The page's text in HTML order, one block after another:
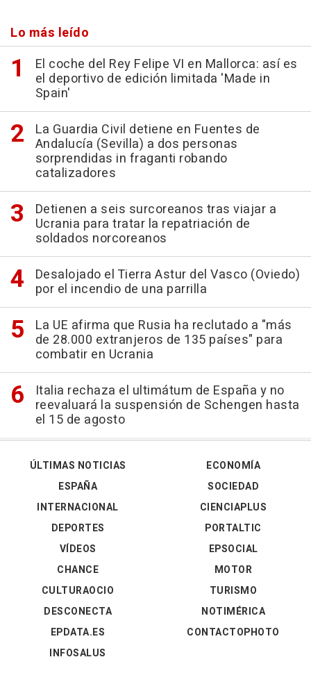
Lo más leído
El coche del Rey Felipe VI en Mallorca: así es
el deportivo de edición limitada 'Made in
Spain'
La Guardia Civil detiene en Fuentes de
Andalucía (Sevilla) a dos personas
sorprendidas in fraganti robando
catalizadores
Detienen a seis surcoreanos tras viajar a
Ucrania para tratar la repatriación de
soldados norcoreanos
Desalojado el Tierra Astur del Vasco (Oviedo)
por el incendio de una parrilla
La UE afirma que Rusia ha reclutado a "más
de 28.000 extranjeros de 135 países" para
combatir en Ucrania
Italia rechaza el ultimátum de España y no
reevaluará la suspensión de Schengen hasta
el 15 de agosto
ÚLTIMAS NOTICIAS
ESPAÑA
INTERNACIONAL
DEPORTES
VÍDEOS
ECONOMÍA
SOCIEDAD
CIENCIAPLUS
PORTALTIC
EPSOCIAL
CHANCE
CULTURAOCIO
DESCONECTA
EPDATA.ES
INFOSALUS
MOTOR
TURISMO
NOTIMÉRICA
CONTACTOPHOTO